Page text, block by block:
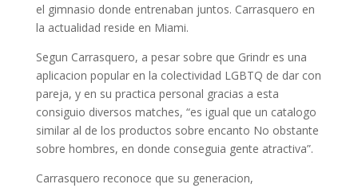
el gimnasio donde entrenaban juntos. Carrasquero en
la actualidad reside en Miami.
Segun Carrasquero, a pesar sobre que Grindr es una
aplicacion popular en la colectividad LGBTQ de dar con
pareja, y en su practica personal gracias a esta
consiguio diversos matches, “es igual que un catalogo
similar al de los productos sobre encanto No obstante
sobre hombres, en donde conseguia gente atractiva”.
Carrasquero reconoce que su generacion,